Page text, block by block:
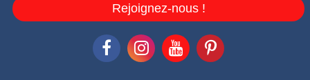
Rejoignez-nous !